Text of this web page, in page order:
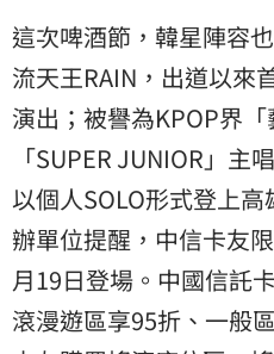
這次啤酒節，韓星陣容
流天王RAIN，出道以來
演出；被譽為KPOP界
「SUPER JUNIOR」主
以個人SOLO形式登上
辦單位提醒，中信卡友
月19日登場。中國信託
滾漫遊區享95折、一般